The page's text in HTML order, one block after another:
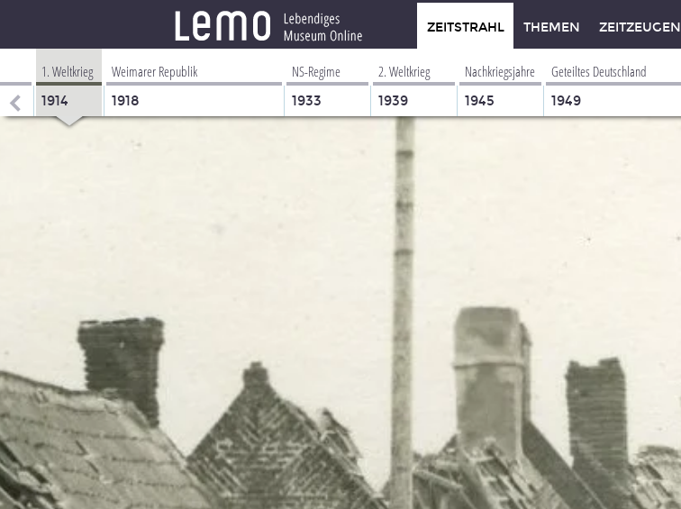
ZEITSTRAHL THEMEN ZEITZEUGEN
1. Weltkrieg
1914
Weimarer Republik
1918
NS-Regime
1933
2. Weltkrieg
1939
Nachkriegsjahre
1945
Geteiltes Deutschland
1949